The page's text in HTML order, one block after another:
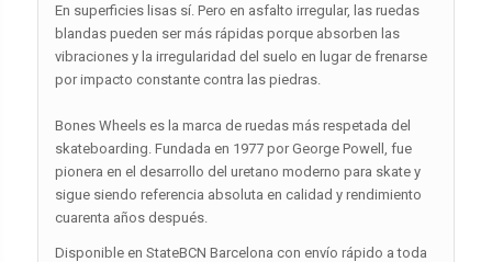
En superficies lisas sí. Pero en asfalto irregular, las ruedas
blandas pueden ser más rápidas porque absorben las
vibraciones y la irregularidad del suelo en lugar de frenarse
por impacto constante contra las piedras.
Bones Wheels es la marca de ruedas más respetada del
skateboarding. Fundada en 1977 por George Powell, fue
pionera en el desarrollo del uretano moderno para skate y
sigue siendo referencia absoluta en calidad y rendimiento
cuarenta años después.
Disponible en StateBCN Barcelona con envío rápido a toda